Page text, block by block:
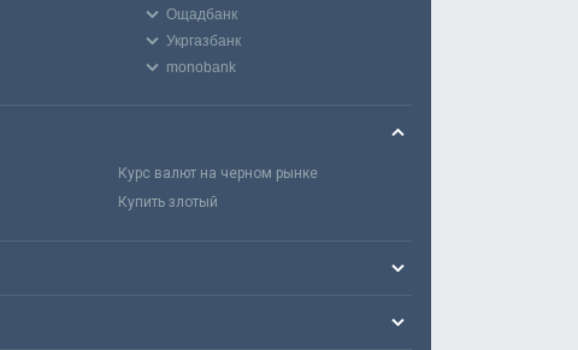
Ощадбанк
Укргазбанк
monobank
Курс валют на черном рынке
Купить злотый